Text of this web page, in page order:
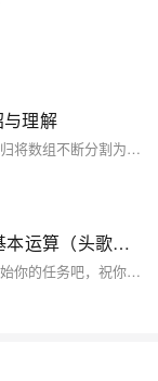
理解
归并排序是一种基于分治策略的排序算法，通过递归将数组不断分割为子数组，直到每个子数组仅剩一个元素，再逐步合并这些有序的子数组以得到最终的有序数组。递归版本中，每次分割区间为[left, mid]和[mid+1, right]，确保每两个区间内数据有序后进行合并。非递归版本则通过逐步增加gap值（初始为1），先对单个元素排序，再逐步扩大到更大的区间进行合并，直至整个数组有序。归并排序的时间复杂度为O(n*logn)，空间复杂度为O(n)，且具有稳定性，适用于普通排序及大文件排序场景。
【C++数据结构——栈与队列】链栈的基本运算（头歌实践教学平台习题）【合集】
本关任务：编写一个程序实现链栈的基本运算。开始你的任务吧，祝你成功！​ 相关知识 初始化栈 销毁栈 判断栈是否为空 进栈 出栈 取栈顶元素 初始化栈 概念：初始化栈是为栈的使用做准备，包括分配内存空间（如果是动态分配）和设置栈的初始状态。栈有顺序栈和链式栈两种常见形式。对于顺序栈，通常需要定义一个数组来存储栈元素，并设置一个变量来记录栈顶位置；对于链式栈，需要定义节点结构，包含数据域和指针域，同时初始化栈顶指针。 示例（顺序栈）： 以下是一个简单的顺序栈初始化示例，假设用C语言实现，栈中存储整数，最大